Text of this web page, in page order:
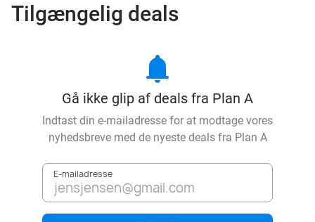
Tilgængelig deals
notifications
Gå ikke glip af deals fra Plan A
Indtast din e-mailadresse for at modtage vores
nyhedsbreve med de nyeste deals fra Plan A
E-mailadresse